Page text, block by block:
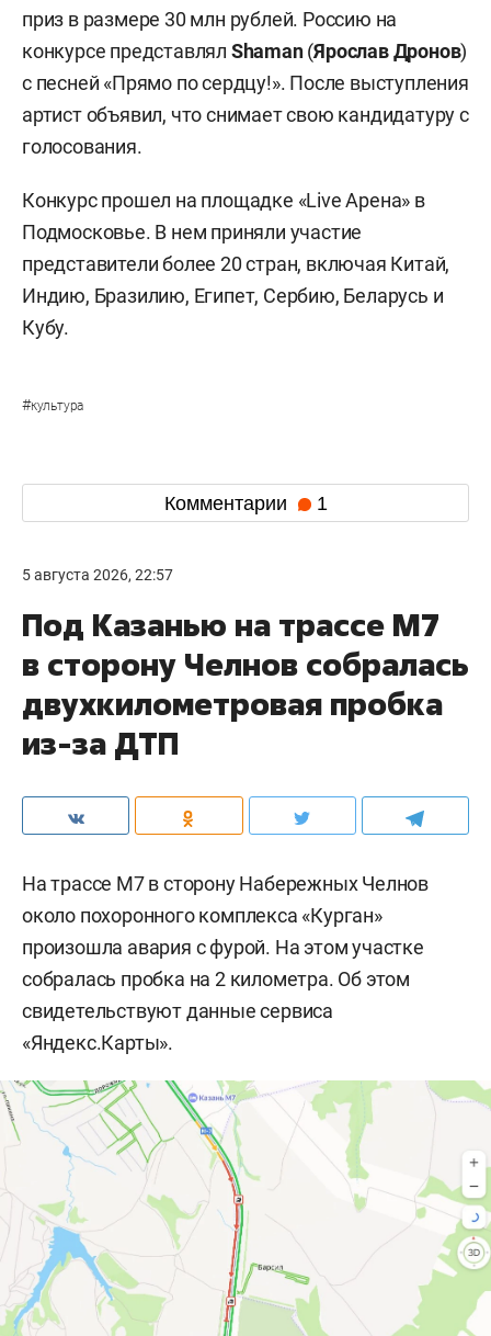
приз в размере 30 млн рублей. Россию на
конкурсе представлял Shaman(Ярослав Дронов)
с песней «Прямо по сердцу!». После выступления
артист объявил, что снимает свою кандидатуру с
голосования.
Конкурс прошел на площадке «Live Арена» в
Подмосковье. В нем приняли участие
представители более 20 стран, включая Китай,
Индию, Бразилию, Египет, Сербию, Беларусь и
Кубу.
#культура
Комментарии 1
5 августа 2026, 22:57
Под Казанью на трассе М7
в сторону Челнов собралась
двухкилометровая пробка
из-за ДТП
На трассе М7 в сторону Набережных Челнов
около похоронного комплекса «Курган»
произошла авария с фурой. На этом участке
собралась пробка на 2 километра. Об этом
свидетельствуют данные сервиса
«Яндекс.Карты».